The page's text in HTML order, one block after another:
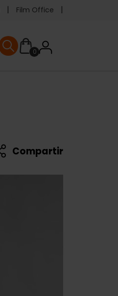
Film Office
0User
User menu
Compartir